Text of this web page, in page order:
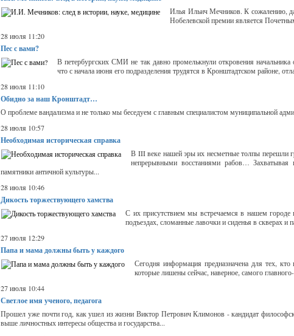
Илья Ильич Мечников. К сожалению,
Нобелевской премии является
28 июля 11:20
Пес с вами?
В петербургских СМИ не так давно промелькнули откровения
что с начала июня его подразделения трудятся в Кронштадтском районе,
28 июля 11:10
Обидно за наш Кронштадт…
О проблеме вандализма и не только мы беседуем с главным специалистом муниципальной
28 июля 10:57
Необходимая историческая справка
В III веке нашей эры их несметные толпы перешли
непрерывными восстаниями рабов…
памятники античной культуры...
28 июля 10:46
Дикость торжествующего хамства
С их присутствием мы встречаемся в нашем
подъездах, сломанные лавочки и сиденья в скверах
27 июля 12:29
Папа и мама должны быть у каждого
Сегодня информация предназначена для тех,
которые лишены сейчас, наверное, самого
27 июля 10:44
Светлое имя ученого, педагога
Прошел уже почти год, как ушел из жизни Виктор Петрович Климонов - кандидат
выше личностных интересы общества и государства...